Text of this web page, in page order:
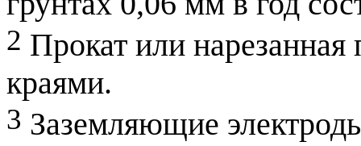
2 Прокат или
краями.
3 Заземляющие